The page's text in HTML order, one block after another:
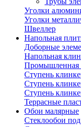
Уголки
Уголки
Швеллер
Напольная
Доборные
Напольная
Промышленная
Ступень
Ступень
Ступень
Террасные
Обои малярные
Стеклообои